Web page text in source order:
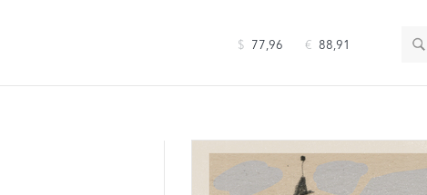
$ 77,96 € 88,91